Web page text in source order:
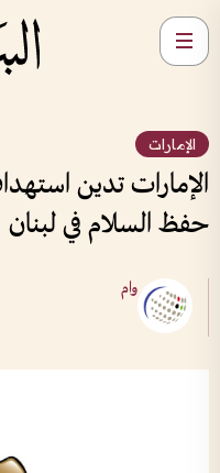
الإمارات
الإمارات تدين
حفظ السلام في لبنان
وام